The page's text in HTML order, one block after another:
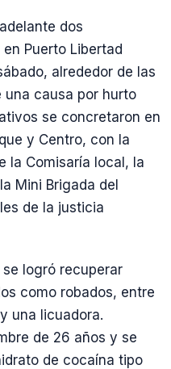
dos
Puerto Libertad
alrededor de las
causa por hurto
se concretaron en
y Centro, con la
la Comisaría local, la
Mini Brigada del
de la justicia
logró recuperar
como robados, entre
una licuadora.
de 26 años y se
de cocaína tipo